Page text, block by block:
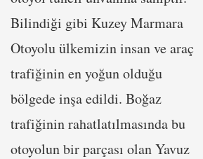
Bilindiği gibi Kuzey Marmara
Otoyolu ülkemizin insan ve araç
trafiğinin en yoğun olduğu
bölgede inşa edildi. Boğaz
trafiğinin rahatlatılmasında bu
otoyolun bir parçası olan Yavuz